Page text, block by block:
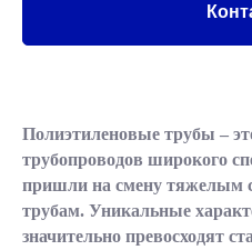
Полиэтиленовые трубы –
трубопроводов широкого
пришли на смену тяжелым
трубам. Уникальные
значительно превосходят